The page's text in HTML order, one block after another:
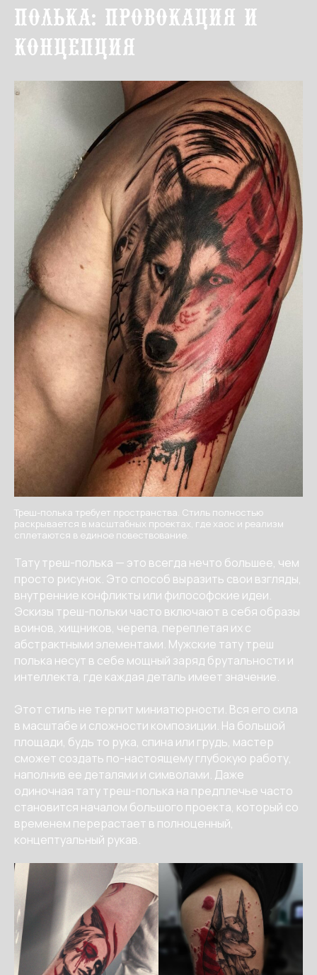
полька: провокация и
концепция
Треш-полька требует пространства. Стиль полностью
раскрывается в масштабных проектах, где хаос и реализм
сплетаются в единое повествование.
Тату треш-полька — это всегда нечто большее, чем
просто рисунок. Это способ выразить свои взгляды,
внутренние конфликты или философские идеи.
Эскизы треш-польки часто включают в себя образы
воинов, хищников, черепа, переплетая их с
абстрактными элементами. Мужские тату треш
полька несут в себе мощный заряд брутальности и
интеллекта, где каждая деталь имеет значение.
Этот стиль не терпит миниатюрности. Вся его сила
в масштабе и сложности композиции. На большой
площади, будь то рука, спина или грудь, мастер
сможет создать по-настоящему глубокую работу,
наполнив ее деталями и символами. Даже
одиночная тату треш-полька на предплечье часто
становится началом большого проекта, который со
временем перерастает в полноценный,
концептуальный рукав.